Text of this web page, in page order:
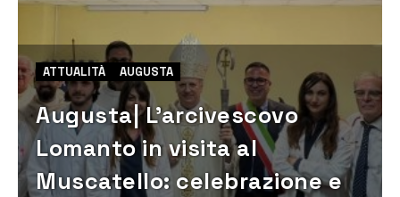
ATTUALITÀ AUGUSTA
Augusta| L’arcivescovo
Lomanto in visita al
Muscatello: celebrazione e